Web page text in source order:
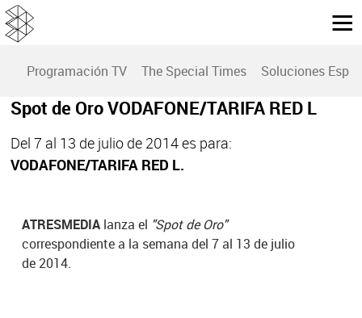
Programación TV The Special Times Soluciones
Spot de Oro VODAFONE/TARIFA RED L
Del 7 al 13 de julio de 2014 es para:
VODAFONE/TARIFA RED L.
ATRESMEDIA lanza el "Spot de Oro"
correspondiente a la semana del 7 al 13 de julio
de 2014.